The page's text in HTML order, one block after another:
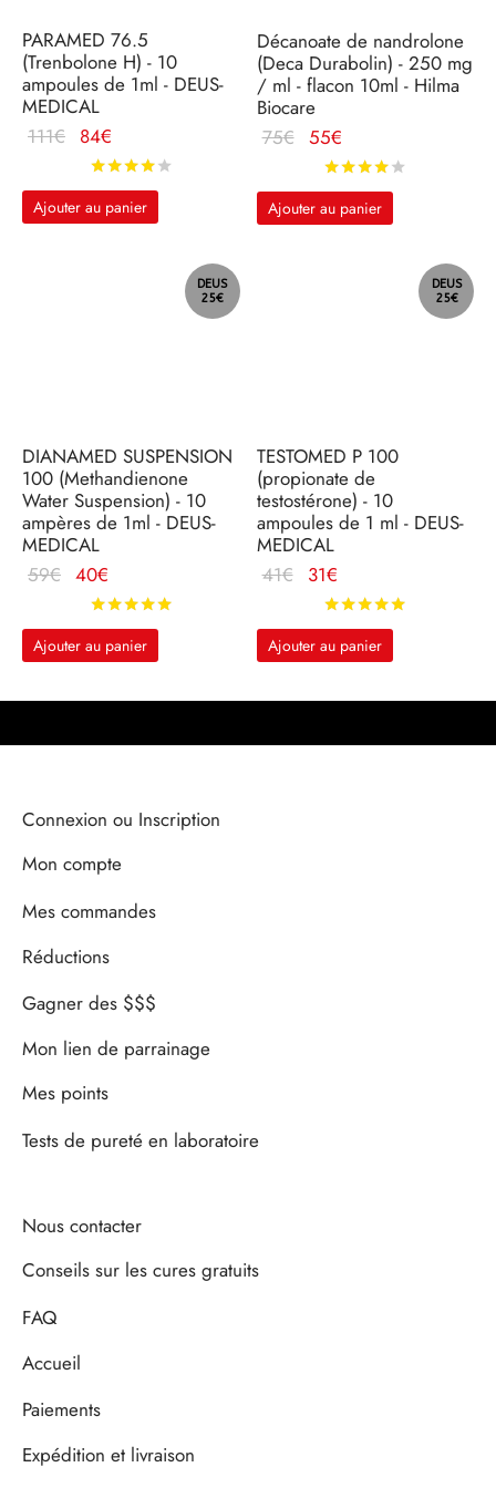
PARAMED 76.5
(Trenbolone H) - 10
ampoules de 1ml - DEUS-
MEDICAL
111€ Le prix
d'origine
était :
111€.
84€
prix
actuel
est :
Ajouter au panier
Décanoate de nandrolone
(Deca Durabolin) - 250 mg
/ ml - flacon 10ml - Hilma
Biocare
75€ Le prix
d'origine
était :
75€.
55€
prix
actuel
est :
Ajouter au panier
DEUS
25€
DIANAMED SUSPENSION
100 (Methandienone
Water Suspension) - 10
ampères de 1ml - DEUS-
MEDICAL
59€ Le prix
d'origine
était :
59€.
40€
prix
actuel
est :
Ajouter au panier
DEUS
25€
TESTOMED P 100
(propionate de
testostérone) - 10
ampoules de 1 ml - DEUS-
MEDICAL
41€
Le prix
d'origine
était :
41€.
31€
prix
actuel
est :
Ajouter au panier
Connexion ou Inscription
Mon compte
Mes commandes
Réductions
Gagner des $$$
Mon lien de parrainage
Mes points
Tests de pureté en laboratoire
Nous contacter
Conseils sur les cures gratuits
FAQ
Accueil
Paiements
Expédition et livraison